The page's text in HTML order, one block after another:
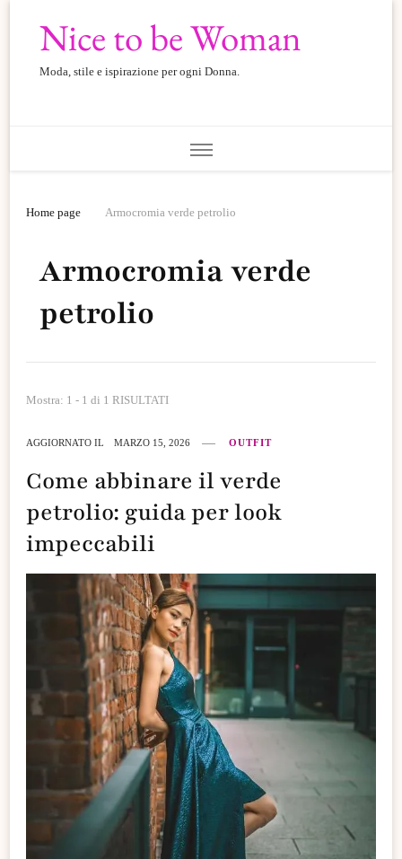
Nice to be Woman
Moda, stile e ispirazione per ogni Donna.
Home page Armocromia verde petrolio
Armocromia verde
petrolio
Mostra: 1 - 1 di 1 RISULTATI
AGGIORNATO IL MARZO 15, 2026 OUTFIT
Come abbinare il verde
petrolio: guida per look
impeccabili